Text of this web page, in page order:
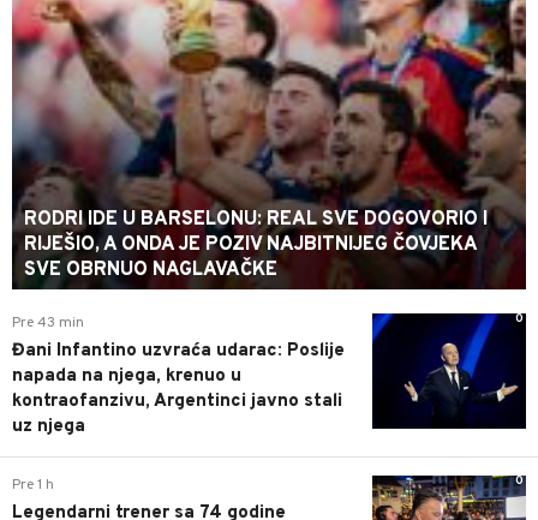
RODRI IDE U BARSELONU: REAL SVE DOGOVORIO I
RIJEŠIO, A ONDA JE POZIV NAJBITNIJEG ČOVJEKA
SVE OBRNUO NAGLAVAČKE
0
Pre 43 min
Đani Infantino uzvraća udarac: Poslije
napada na njega, krenuo u
kontraofanzivu, Argentinci javno stali
uz njega
0
Pre 1 h
Legendarni trener sa 74 godine